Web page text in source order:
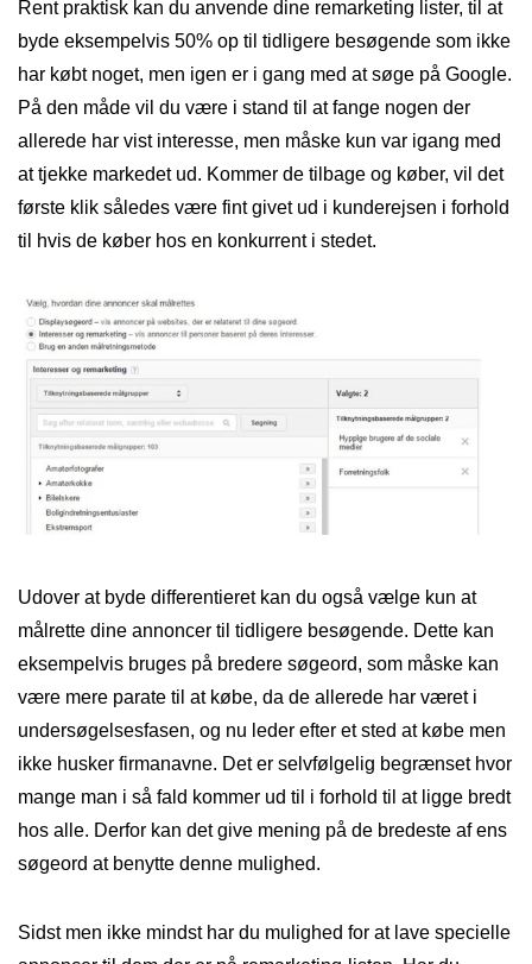
Rent praktisk kan du anvende dine remarketing lister, til at
byde eksempelvis 50% op til tidligere besøgende som ikke
har købt noget, men igen er i gang med at søge på Google.
På den måde vil du være i stand til at fange nogen der
allerede har vist interesse, men måske kun var igang med
at tjekke markedet ud. Kommer de tilbage og køber, vil det
første klik således være fint givet ud i kunderejsen i forhold
til hvis de køber hos en konkurrent i stedet.
Udover at byde differentieret kan du også vælge kun at
målrette dine annoncer til tidligere besøgende. Dette kan
eksempelvis bruges på bredere søgeord, som måske kan
være mere parate til at købe, da de allerede har været i
undersøgelsesfasen, og nu leder efter et sted at købe men
ikke husker firmanavne. Det er selvfølgelig begrænset hvor
mange man i så fald kommer ud til i forhold til at ligge bredt
hos alle. Derfor kan det give mening på de bredeste af ens
søgeord at benytte denne mulighed.
Sidst men ikke mindst har du mulighed for at lave specielle